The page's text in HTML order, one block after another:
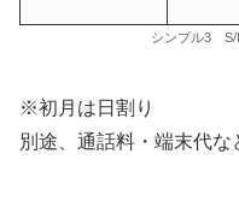
シンプル3 S/
※初月は日割り
別途、通話料・端末代な